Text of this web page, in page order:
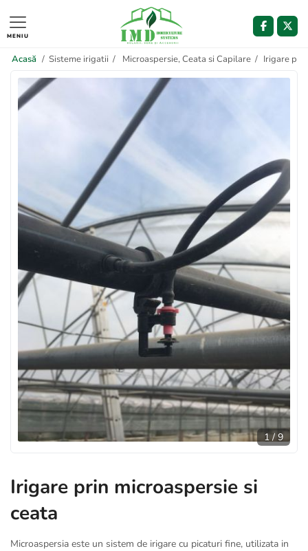
MENIU
Acasă / Sisteme irigatii / Microaspersie, Ceata si Capilare / Irigare
1/ 9
Irigare prin microaspersie si
ceata
Microaspersia este un sistem de irigare cu picaturi fine, utilizata in